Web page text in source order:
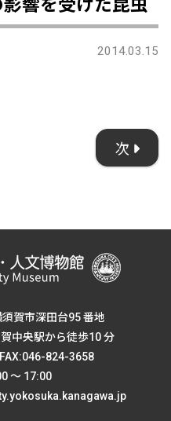
響を受けた昆虫
2014.03.15
次
賀市深田台95 番地
中央駅から徒歩10 分
824-3658
～ 17:00